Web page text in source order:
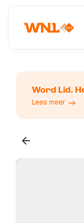
Word Lid.
Lees meer